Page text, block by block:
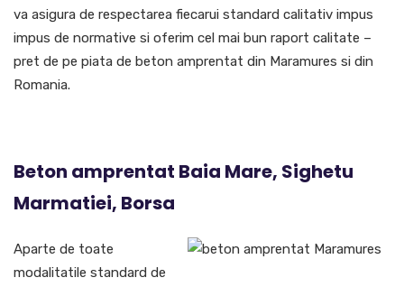
va asigura de respectarea fiecarui standard calitativ impus
impus de normative si oferim cel mai bun raport calitate –
pret de pe piata de beton amprentat din Maramures si din
Romania.
Beton amprentat Baia Mare, Sighetu
Marmatiei, Borsa
Aparte de toate
modalitatile standard de